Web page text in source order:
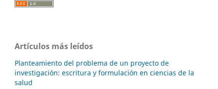
Artículos más leídos
Planteamiento del problema de un proyecto de
investigación: escritura y formulación en ciencias de la
salud